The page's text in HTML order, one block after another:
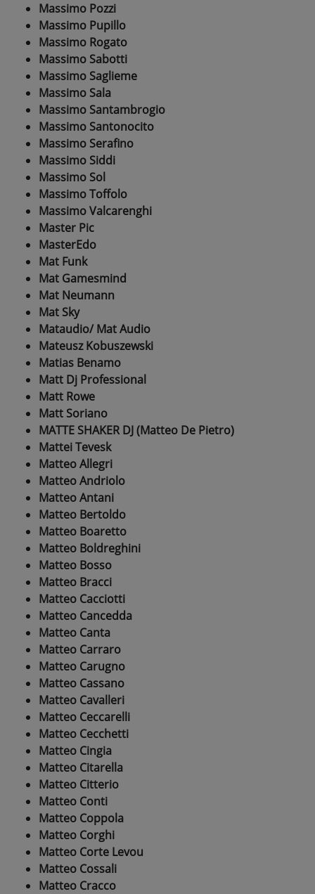
Massimo Pozzi
Massimo Pupillo
Massimo Rogato
Massimo Sabotti
Massimo Saglieme
Massimo Sala
Massimo Santambrogio
Massimo Santonocito
Massimo Serafino
Massimo Siddi
Massimo Sol
Massimo Toffolo
Massimo Valcarenghi
Master Pic
MasterEdo
Mat Funk
Mat Gamesmind
Mat Neumann
Mat Sky
Mataudio/ Mat Audio
Mateusz Kobuszewski
Matias Benamo
Matt Dj Professional
Matt Rowe
Matt Soriano
MATTE SHAKER DJ (Matteo De Pietro)
Mattei Tevesk
Matteo Allegri
Matteo Andriolo
Matteo Antani
Matteo Bertoldo
Matteo Boaretto
Matteo Boldreghini
Matteo Bosso
Matteo Bracci
Matteo Cacciotti
Matteo Cancedda
Matteo Canta
Matteo Carraro
Matteo Carugno
Matteo Cassano
Matteo Cavalleri
Matteo Ceccarelli
Matteo Cecchetti
Matteo Cingia
Matteo Citarella
Matteo Citterio
Matteo Conti
Matteo Coppola
Matteo Corghi
Matteo Corte Levou
Matteo Cossali
Matteo Cracco